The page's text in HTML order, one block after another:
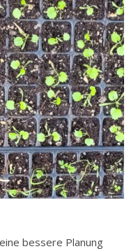
bessere Planung